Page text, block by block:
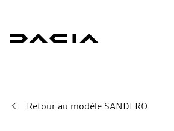
Retour au modèle SANDERO